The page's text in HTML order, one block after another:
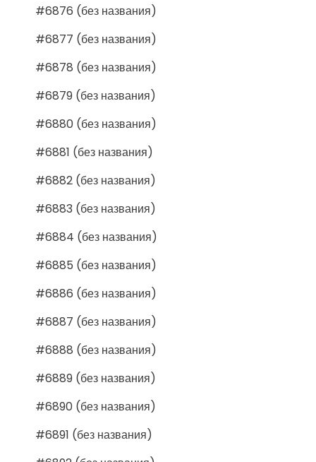
#6876 (без названия)
#6877 (без названия)
#6878 (без названия)
#6879 (без названия)
#6880 (без названия)
#6881 (без названия)
#6882 (без названия)
#6883 (без названия)
#6884 (без названия)
#6885 (без названия)
#6886 (без названия)
#6887 (без названия)
#6888 (без названия)
#6889 (без названия)
#6890 (без названия)
#6891 (без названия)